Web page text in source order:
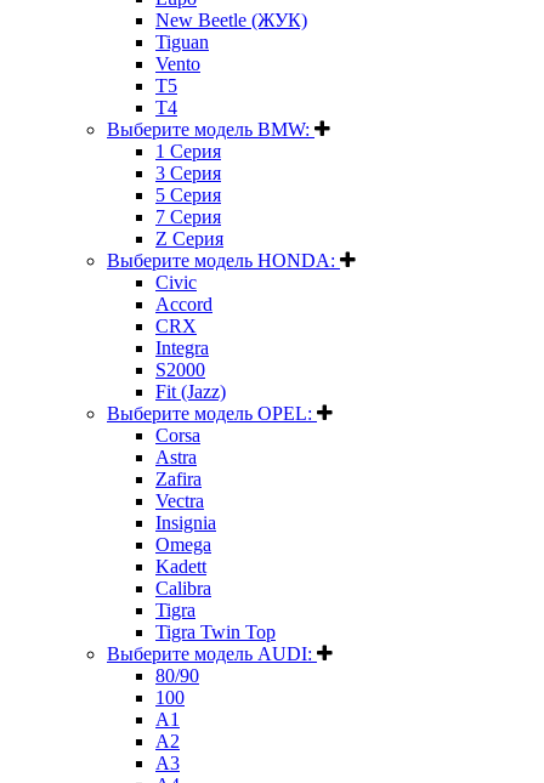
New Beetle (ЖУК)
Tiguan
Vento
T5
T4
Выберите модель BMW:
1 Серия
3 Серия
5 Серия
7 Серия
Z Серия
Выберите модель HONDA:
Civic
Accord
CRX
Integra
S2000
Fit (Jazz)
Выберите модель OPEL:
Corsa
Astra
Zafira
Vectra
Insignia
Omega
Kadett
Calibra
Tigra
Tigra Twin Top
Выберите модель AUDI:
80/90
100
A1
A2
A3